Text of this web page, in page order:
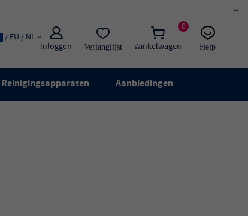
×
0
Winkelwagen
Inloggen Verlanglijst
/ EU / NL
Help
Live chat
Aanbiedingen